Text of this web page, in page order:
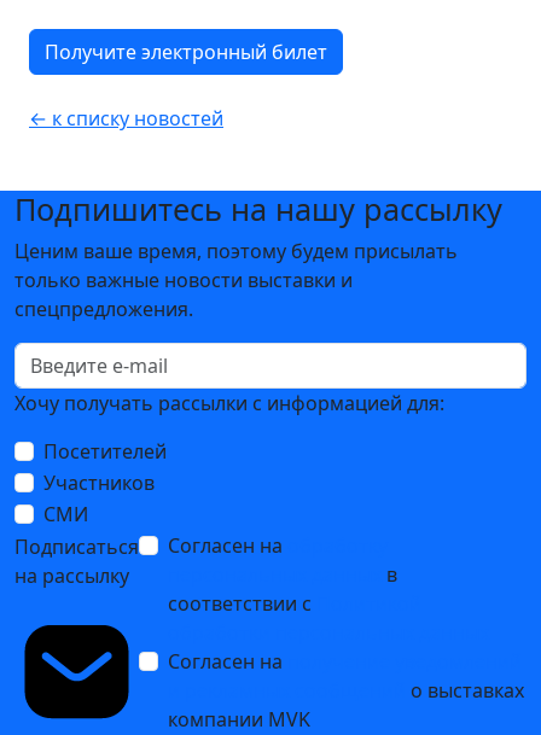
Получите электронный билет
← к списку новостей
Подпишитесь на нашу рассылку
Ценим ваше время, поэтому будем присылать
только важные новости выставки и
спецпредложения.
Хочу получать рассылки с информацией для:
Посетителей
Участников
СМИ
Подписаться
на рассылку
Согласен на
в
соответствии с
Согласен на
о выставках
компании MVK